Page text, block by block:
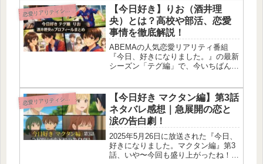
る運命のグループ分けから、こたろう
とゆあのヘリデート、とおまととあの
展...
恋
愛リアリティショー
【今日好き】りお（酒井理
央）とは？高校や部活、恋愛
事情を徹底解説！
ABEMAの人気恋愛リアリティ番組
『今日、好きになりました。』の最新
シーズン「テグ編」で、今いちばん話
現役高校生で、FC東京U-15むさし出
身っていうガチのサッカーエリート...
恋
愛リアリティショー
【今日好き マクタン編】第3話
ネタバレ感想｜急展開の恋と
涙の告白劇！
2025年5月26日に放送された『今日、
好きになりました。マクタン編』第3
話、いや〜今回も盛り上がったね！は